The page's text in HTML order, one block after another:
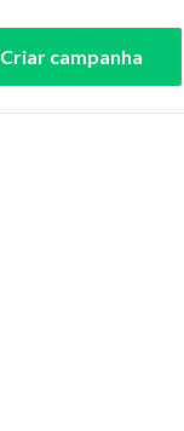
Criar campanha